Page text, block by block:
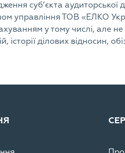
суб’єкта аудиторської
управління ТОВ «ЕЛКО
у тому числі, але
історії ділових відносин,